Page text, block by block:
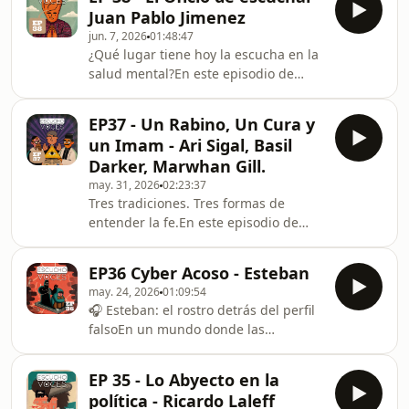
dejan de estar en el ter
marcada por la violencia sexual y
emocional, y enfrentarse luego a la
decisión de interrumpir un
embarazo.Hablamos de los miedos, la
desinformación, el proceso, el
acompañamiento y lo que queda
después: las contradicciones, el alivio,
Juan Pablo Jimenez
jun. 7, 202601:48:47
¿Qué lugar tiene hoy la escucha en la
salud mental?En este episodio de
psicoanalista e investigador, sobre el
valor de una clínica que no se limite
al síntoma, sino que recupere la
experiencia subjetiva del
paciente.Hablamos del rol del
psicoanálisis, de la relación entre
psicoterapia y psiquiatría, y de los
riesgos de una práctica cen
EP37 - Un Rabino, Un Cura y
un Imam - Ari Sigal, Basil
Darker, Marwhan Gill.
may. 31, 202602:23:37
Tres tradiciones. Tres formas de
entender la fe.En este episodio de
el lugar de la espiritualidad en
tiempos de conflicto, incertidumbre y
cambio.Hablamos de violencia,
perdón, política, cuerpo, deseo, poder
y sentido. También de los desafíos
que enfrentan hoy las religiones para
dialogar con el mundo
EP36 Cyber Acoso - Esteban
may. 24, 202601:09:54
🎧 Esteban: el rostro detrás del perfil
falsoEn un mundo donde las
escenario de nuestras búsquedas
EP 35 - Lo Abyecto en la
política - Ricardo Laleff